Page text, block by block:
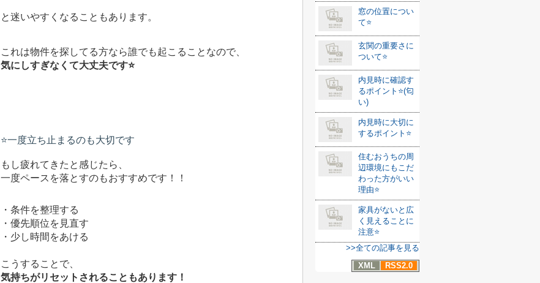
と迷いやすくなることもあります。
これは物件を探してる方なら誰でも起こることなので、
気にしすぎなくて大丈夫です⭐️
⭐️一度立ち止まるのも大切です
もし疲れてきたと感じたら、
一度ペースを落とすのもおすすめです！！
・条件を整理する
・優先順位を見直す
・少し時間をあける
こうすることで、
気持ちがリセットされることもあります！
窓の位置につい
て⭐️
玄関の重要さに
ついて⭐️
内見時に確認す
るポイント⭐️(匂
い)
内見時に大切に
するポイント⭐️
住むおうちの周
辺環境にもこだ
わった方がいい
理由⭐️
家具がないと広
く見えることに
注意⭐️
>>全ての記事を見る
XML
RSS2.0